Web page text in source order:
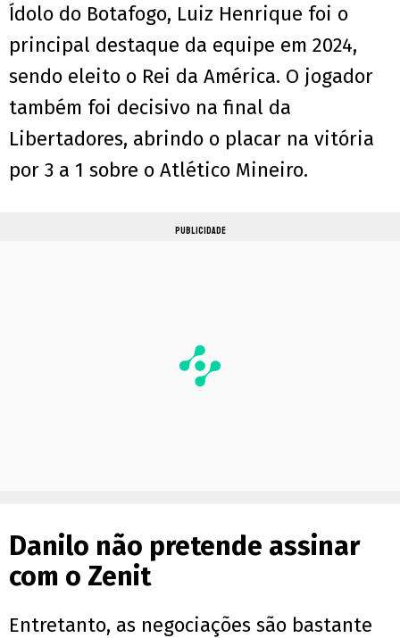
Ídolo do Botafogo, Luiz Henrique foi o
principal destaque da equipe em 2024,
sendo eleito o Rei da América. O jogador
também foi decisivo na final da
Libertadores, abrindo o placar na vitória
por 3 a 1 sobre o Atlético Mineiro.
PUBLICIDADE
Danilo não pretende assinar
com o Zenit
Entretanto, as negociações são bastante